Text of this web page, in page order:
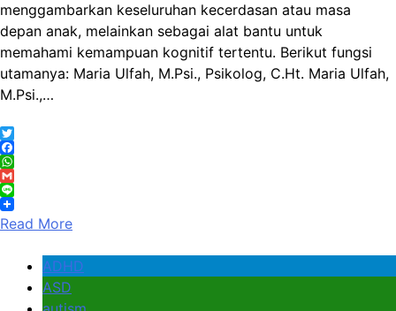
menggambarkan keseluruhan kecerdasan atau masa
depan anak, melainkan sebagai alat bantu untuk
memahami kemampuan kognitif tertentu. Berikut fungsi
utamanya: Maria Ulfah, M.Psi., Psikolog, C.Ht. Maria Ulfah,
M.Psi.,…
Twitter
Facebook
WhatsApp
Gmail
Line
Read More
ADHD
ASD